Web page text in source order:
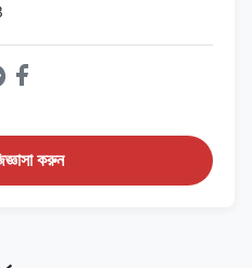
করুন